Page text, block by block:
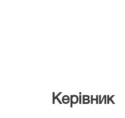
Керівник